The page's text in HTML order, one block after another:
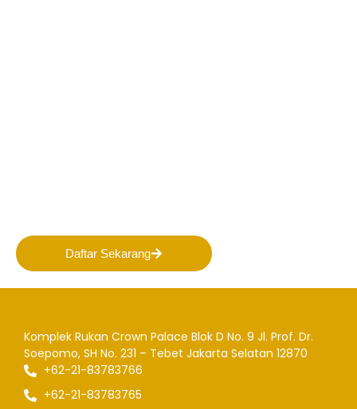
Daftar Sekarang
Komplek Rukan Crown Palace Blok D No. 9 Jl. Prof. Dr.
Soepomo, SH No. 231 – Tebet Jakarta Selatan 12870
+62-21-83783766
+62-21-83783765